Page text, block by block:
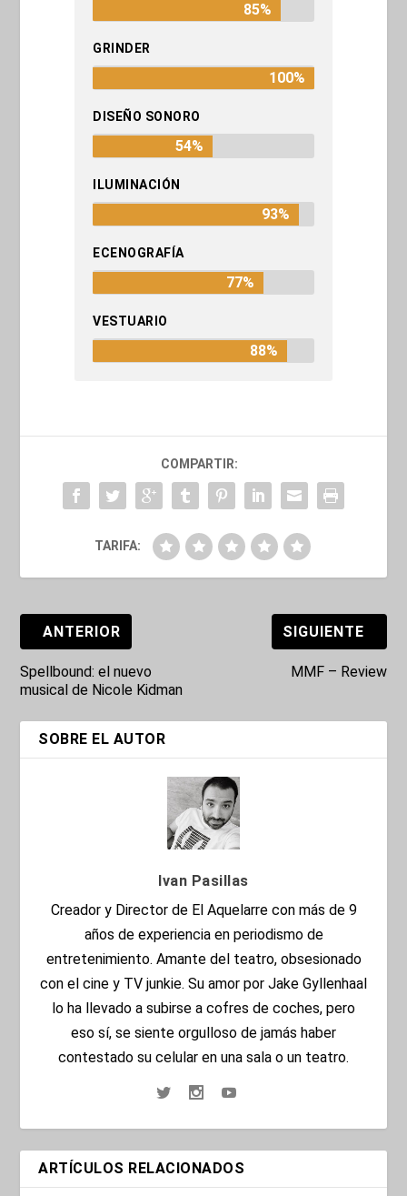
85%
GRINDER
100%
DISEÑO SONORO
54%
ILUMINACIÓN
93%
ECENOGRAFÍA
77%
VESTUARIO
88%
COMPARTIR:
TARIFA:
ANTERIOR
Spellbound: el nuevo
musical de Nicole Kidman
SIGUIENTE
MMF – Review
SOBRE EL AUTOR
Ivan Pasillas
Creador y Director de El Aquelarre con más de 9
años de experiencia en periodismo de
entretenimiento. Amante del teatro, obsesionado
con el cine y TV junkie. Su amor por Jake Gyllenhaal
lo ha llevado a subirse a cofres de coches, pero
eso sí, se siente orgulloso de jamás haber
contestado su celular en una sala o un teatro.
ARTÍCULOS RELACIONADOS